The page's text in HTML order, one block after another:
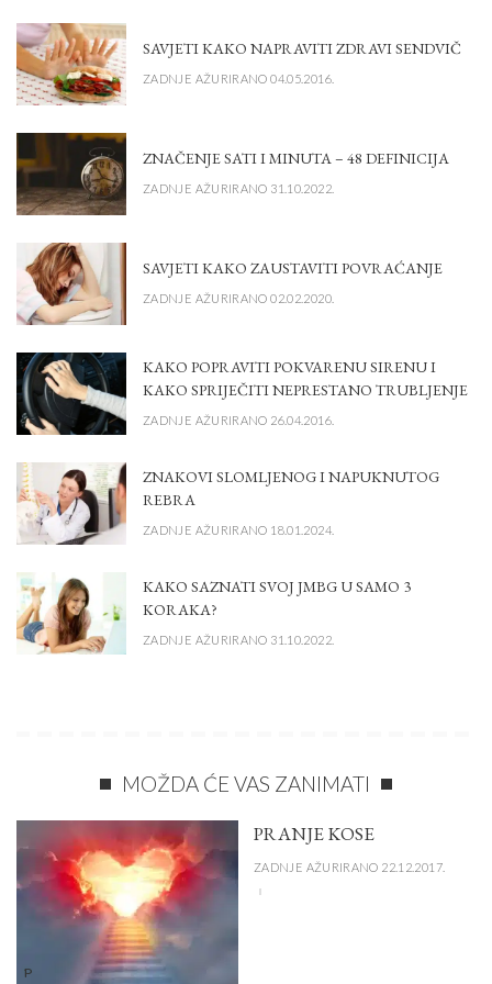
SAVJETI KAKO NAPRAVITI ZDRAVI SENDVIČ
ZADNJE AŽURIRANO 04.05.2016.
ZNAČENJE SATI I MINUTA – 48 DEFINICIJA
ZADNJE AŽURIRANO 31.10.2022.
SAVJETI KAKO ZAUSTAVITI POVRAĆANJE
ZADNJE AŽURIRANO 02.02.2020.
KAKO POPRAVITI POKVARENU SIRENU I
KAKO SPRIJEČITI NEPRESTANO TRUBLJENJE
ZADNJE AŽURIRANO 26.04.2016.
ZNAKOVI SLOMLJENOG I NAPUKNUTOG
REBRA
ZADNJE AŽURIRANO 18.01.2024.
KAKO SAZNATI SVOJ JMBG U SAMO 3
KORAKA?
ZADNJE AŽURIRANO 31.10.2022.
MOŽDA ĆE VAS ZANIMATI
P
PRANJE KOSE
ZADNJE AŽURIRANO 22.12.2017.